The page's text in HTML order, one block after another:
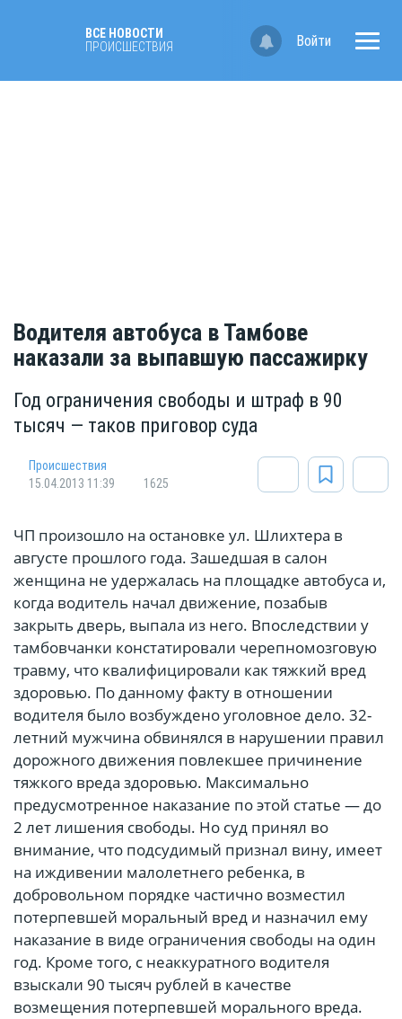
ВСЕ НОВОСТИ
ПРОИСШЕСТВИЯ
Войти
Водителя автобуса в Тамбове
наказали за выпавшую пассажирку
Год ограничения свободы и штраф в 90
тысяч — таков приговор суда
Происшествия
15.04.2013 11:39
1625
ЧП произошло на остановке ул. Шлихтера в
августе прошлого года. Зашедшая в салон
женщина не удержалась на площадке автобуса и,
когда водитель начал движение, позабыв
закрыть дверь, выпала из него. Впоследствии у
тамбовчанки констатировали черепномозговую
травму, что квалифицировали как тяжкий вред
здоровью. По данному факту в отношении
водителя было возбуждено уголовное дело. 32-
летний мужчина обвинялся в нарушении правил
дорожного движения повлекшее причинение
тяжкого вреда здоровью. Максимально
предусмотренное наказание по этой статье — до
2 лет лишения свободы. Но суд принял во
внимание, что подсудимый признал вину, имеет
на иждивении малолетнего ребенка, в
добровольном порядке частично возместил
потерпевшей моральный вред и назначил ему
наказание в виде ограничения свободы на один
год. Кроме того, с неаккуратного водителя
взыскали 90 тысяч рублей в качестве
возмещения потерпевшей морального вреда.